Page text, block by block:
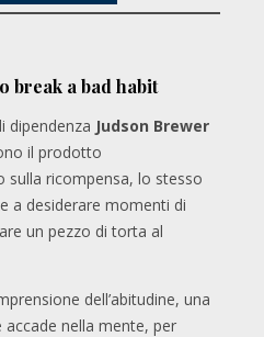
break a bad habit
dipendenza Judson Brewer
il prodotto
sulla ricompensa, lo stesso
a desiderare momenti di
un pezzo di torta al
dell’abitudine, una
accade nella mente, per